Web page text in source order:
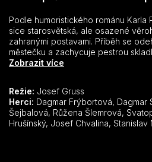
Podle humoristického románu Karla
sice starosvětská, ale osazené
zahranými postavami. Příběh se
městečku a zachycuje pestrou
jejich různě trapné příhody i směšné
nadsázku nalezneme u
kvůli odchodu prostopášné ženy
kvůli nevhodné stravě.
Zobrazit více
Režie: Josef Gruss
Herci:
Šejbalová, Růžena Šlemrová, Svatopluk Beneš, Rudolf
Hrušínský, Josef